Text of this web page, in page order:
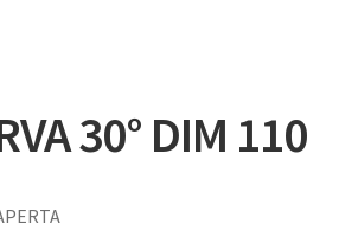
30° DIM 110